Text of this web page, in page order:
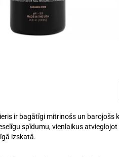
ir bagātīgi mitrinošs un
spīdumu, vienlaikus
izskatā.